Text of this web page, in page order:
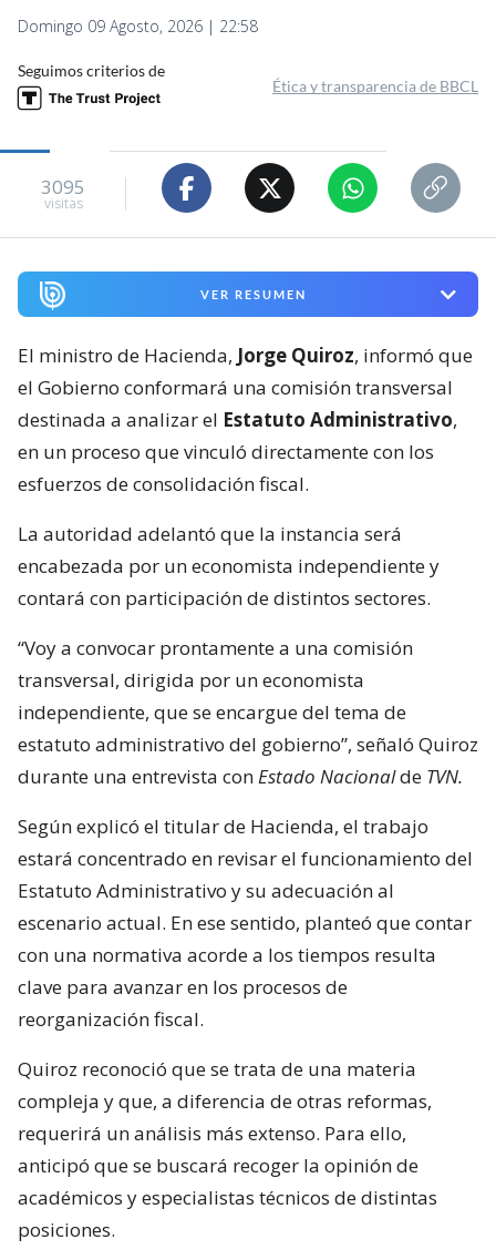
Domingo 09 Agosto, 2026 | 22:58
Seguimos criterios de
Ética y transparencia de BBCL
3095
visitas
VER RESUMEN
El ministro de Hacienda, Jorge Quiroz, informó que
el Gobierno conformará una comisión transversal
destinada a analizar el Estatuto Administrativo,
en un proceso que vinculó directamente con los
esfuerzos de consolidación fiscal.
La autoridad adelantó que la instancia será
encabezada por un economista independiente y
contará con participación de distintos sectores.
“Voy a convocar prontamente a una comisión
transversal, dirigida por un economista
independiente, que se encargue del tema de
estatuto administrativo del gobierno”, señaló Quiroz
durante una entrevista conEstado Nacionalde TVN.
Según explicó el titular de Hacienda, el trabajo
estará concentrado en revisar el funcionamiento del
Estatuto Administrativo y su adecuación al
escenario actual. En ese sentido, planteó que contar
con una normativa acorde a los tiempos resulta
clave para avanzar en los procesos de
reorganización fiscal.
Quiroz reconoció que se trata de una materia
compleja y que, a diferencia de otras reformas,
requerirá un análisis más extenso. Para ello,
anticipó que se buscará recoger la opinión de
académicos y especialistas técnicos de distintas
posiciones.